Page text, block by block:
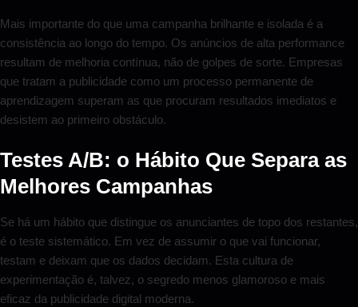
Mais importante do que uma campanha brilhante e isolada é a
consistência ao longo do tempo. Os anúncios de alta performance
resultam de melhoria contínua, não de golpes de sorte. Empresas
que tratam a publicidade como um processo permanente de
aprendizagem superam as que procuram resultados imediatos e
desistem ao primeiro obstáculo.
Testes A/B: o Hábito Que Separa as
Melhores Campanhas
Se há um hábito que distingue os anunciantes de topo dos restantes,
é o teste sistemático. Em vez de assumir o que vai funcionar,
testam e deixam que os dados decidam. Esta cultura de
experimentação é, talvez, o segredo menos glamoroso e mais
eficaz da publicidade digital moderna.